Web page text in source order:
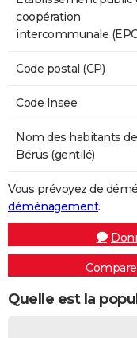
coopération
intercommunale
Code postal (CP)
Code Insee
Nom des habitants de
Bérus (gentilé)
Vous prévoyez de
déménagement.
Quelle est la